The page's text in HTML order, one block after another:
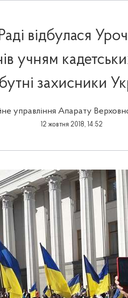
відбулася
учням
захисники
управління Апарату
12 жовтня 2018, 14:52